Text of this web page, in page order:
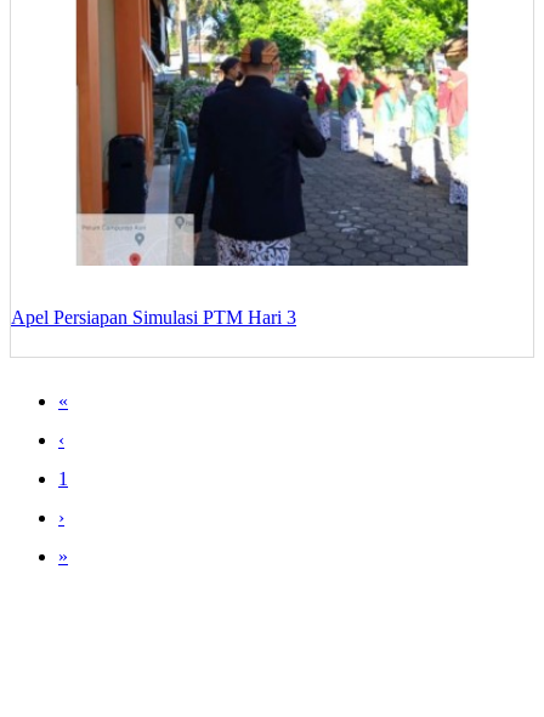
Apel Persiapan Simulasi PTM Hari 3
«
‹
1
›
»